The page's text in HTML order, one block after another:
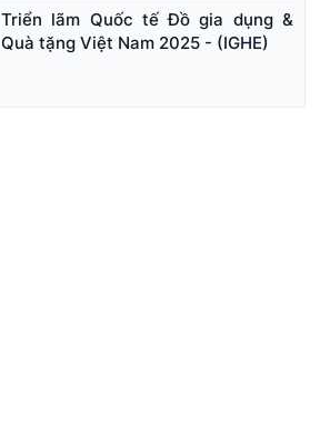
Triển lãm Quốc tế Đồ gia dụng &
Quà tặng Việt Nam 2025 - (IGHE)